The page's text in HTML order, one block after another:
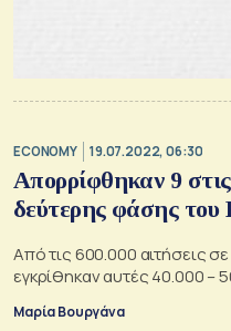
ECONOMY 19.07.2022, 06:30
Απορρίφθηκαν 9
δεύτερης φάσης του
Από τις 600.000 αιτήσεις
εγκρίθηκαν αυτές 40.000 –
Μαρία Βουργάνα